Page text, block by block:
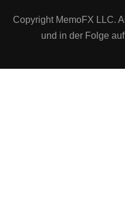
Copyright MemoFX LLC.
und in der Folge